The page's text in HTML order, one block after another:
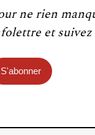
ne rien
et suivez
S'abonner